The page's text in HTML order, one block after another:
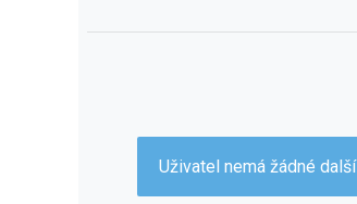
Uživatel nemá žádné